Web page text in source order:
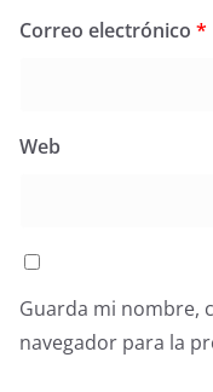
Correo electrónico *
Web
Guarda mi nombre,
navegador para la